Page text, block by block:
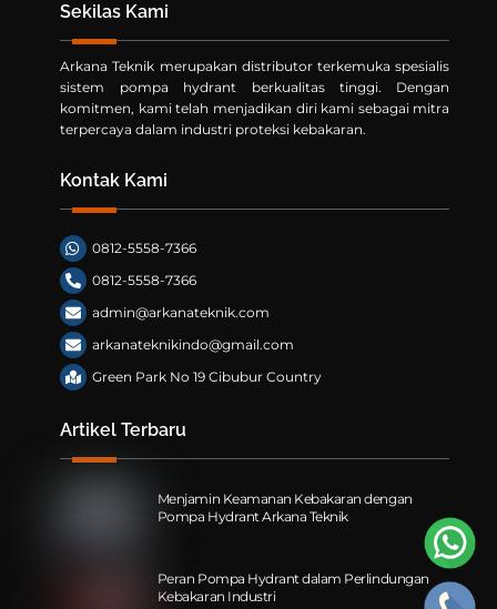
Sekilas Kami
Arkana Teknik merupakan distributor terkemuka spesialis
sistem pompa hydrant berkualitas tinggi. Dengan
komitmen, kami telah menjadikan diri kami sebagai mitra
terpercaya dalam industri proteksi kebakaran.
Kontak Kami
0812-5558-7366
0812-5558-7366
admin@arkanateknik.com
arkanateknikindo@gmail.com
Green Park No 19 Cibubur Country
Artikel Terbaru
Menjamin Keamanan Kebakaran dengan
Pompa Hydrant Arkana Teknik
Peran Pompa Hydrant dalam Perlindungan
Kebakaran Industri